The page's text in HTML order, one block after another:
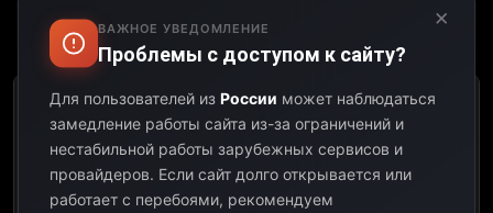
Выберите дату:
К сожалению, этот
телеканал не
предоставил свою
программу передач на
выбранную дату.
×
ВАЖНОЕ УВЕДОМЛЕНИЕ
Проблемы с доступом к сайту?
Для пользователей из России может наблюдаться
замедление работы сайта из-за ограничений и
нестабильной работы зарубежных сервисов и
провайдеров. Если сайт долго открывается или
работает с перебоями, рекомендуем